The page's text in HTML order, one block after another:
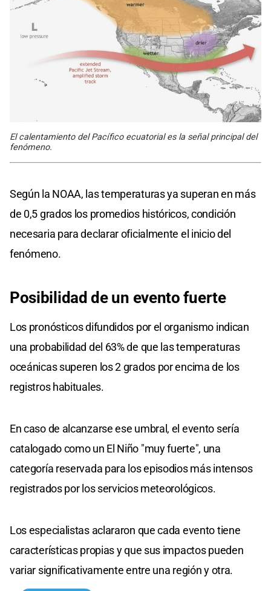
El calentamiento del Pacífico ecuatorial es la señal principal del
fenómeno.
Según la NOAA, las temperaturas ya superan en más
de 0,5 grados los promedios históricos, condición
necesaria para declarar oficialmente el inicio del
fenómeno.
Posibilidad de un evento fuerte
Los pronósticos difundidos por el organismo indican
una probabilidad del 63% de que las temperaturas
oceánicas superen los 2 grados por encima de los
registros habituales.
En caso de alcanzarse ese umbral, el evento sería
catalogado como un El Niño "muy fuerte", una
categoría reservada para los episodios más intensos
registrados por los servicios meteorológicos.
Los especialistas aclararon que cada evento tiene
características propias y que sus impactos pueden
variar significativamente entre una región y otra.